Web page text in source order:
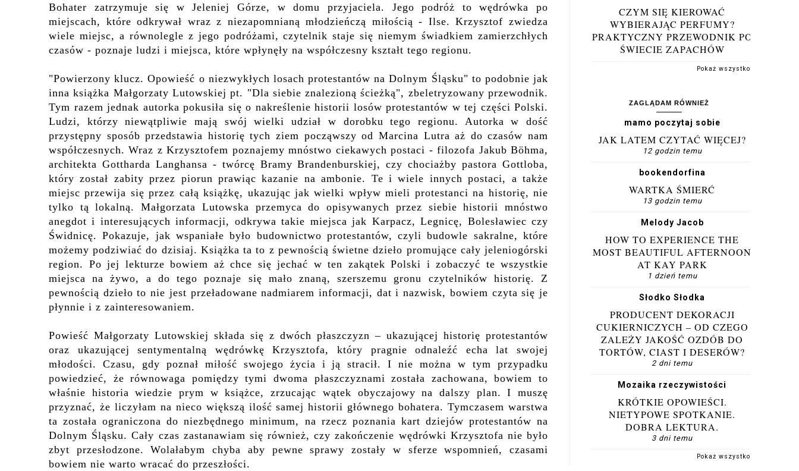
Bohater zatrzymuje się w Jeleniej Górze, w domu przyjaciela. Jego podróż to wędrówka po
miejscach, które odkrywał wraz z niezapomnianą młodzieńczą miłością - Ilse.Krzysztof zwiedza
wiele miejsc, a równolegle z jego podróżami, czytelnik staje się niemym świadkiem zamierzchłych
czasów - poznaje ludzi i miejsca, które wpłynęły na współczesny kształt tego regionu.
"Powierzony klucz. Opowieść o niezwykłych losach protestantów na Dolnym Śląsku" to podobnie jak
inna książka Małgorzaty Lutowskiej pt. "Dla siebie znalezioną ścieżką", zbeletryzowany przewodnik.
Tym razem jednak autorka pokusiła się o nakreślenie historii losów protestantów w tej części Polski.
Ludzi, którzy niewątpliwie mają swój wielki udział w dorobku tego regionu. Autorkaw dość
przystępny sposób przedstawia historię tych ziem począwszy od Marcina Lutra aż do czasów nam
współczesnych.Wraz z Krzysztofem poznajemy mnóstwo ciekawych postaci -filozofa Jakub Böhma,
architekta Gottharda Langhansa - twórcę Bramy Brandenburskiej, czy chociażby pastora Gottloba,
który został zabity przez piorun prawiąc kazanie na ambonie. Te i wiele innych postaci, a także
miejsc przewija się przez całą książkę, ukazując jak wielki wpływ mieli protestanci na historię, nie
tylko tą lokalną.Małgorzata Lutowska przemyca do opisywanych przez siebie historii mnóstwo
anegdot i interesujących informacji, odkrywa takie miejsca jak Karpacz, Legnicę, Bolesławiec czy
Świdnicę.Pokazuje, jak wspaniałe było budownictwo protestantów, czyli budowle sakralne, które
możemy podziwiać do dzisiaj. Książka ta to z pewnością świetne dzieło promujące cały jeleniogórski
region. Po jej lekturze bowiem aż chce się jechać w ten zakątek Polski i zobaczyć te wszystkie
miejsca na żywo, a do tego poznaje się mało znaną, szerszemu gronu czytelników historię. Z
pewnością dzieło to nie jest przeładowane nadmiarem informacji, dat i nazwisk, bowiem czyta się je
płynnie i z zainteresowaniem.
Powieść Małgorzaty Lutowskiej składa się z dwóch płaszczyzn – ukazującej historię protestantów
oraz ukazującejsentymentalną wędrówkę Krzysztofa, który pragnie odnaleźć echa lat swojej
młodości. Czasu, gdy poznał miłość swojego życia i ją stracił. I nie można w tym przypadku
powiedzieć, że równowaga pomiędzy tymi dwoma płaszczyznami została zachowana, bowiem to
właśnie historia wiedzie prym w książce,zrzucając wątek obyczajowy na dalszy plan.I muszę
przyznać, że liczyłam na nieco większą ilość samej historii głównego bohatera. Tymczasemwarstwa
ta została ograniczona do niezbędnego minimum, na rzecz poznania kart dziejów protestantów na
Dolnym Śląsku. Cały czas zastanawiam się również, czy zakończenie wędrówki Krzysztofa nie było
zbyt przesłodzone. Wolałabymchyba aby pewne sprawy zostały w sferze wspomnień, czasami
bowiem nie warto wracać do przeszłości.
CZYM SIĘ KIEROWAĆ
WYBIERAJĄC PERFUMY?
PRAKTYCZNY PRZEWODNIK PO
ŚWIECIE ZAPACHÓW
Pokaż wszystko
ZAGLĄDAM RÓWNIEŻ
mamo poczytaj sobie
JAK LATEM CZYTAĆ WIĘCEJ?
12 godzin temu
bookendorfina
WARTKA ŚMIERĆ
13 godzin temu
Melody Jacob
HOW TO EXPERIENCE THE
MOST BEAUTIFUL AFTERNOON
AT KAY PARK
1 dzień temu
Słodko Słodka
PRODUCENT DEKORACJI
CUKIERNICZYCH – OD CZEGO
ZALEŻY JAKOŚĆ OZDÓB DO
TORTÓW, CIAST I DESERÓW?
2 dni temu
Mozaika rzeczywistości
KRÓTKIE OPOWIEŚCI.
NIETYPOWE SPOTKANIE.
DOBRA LEKTURA.
3 dni temu
Pokaż wszystko